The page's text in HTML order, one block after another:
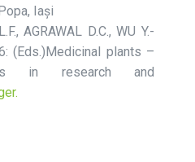
Iași
AGRAWAL D.C., WU Y.-
(Eds.)Medicinal plants –
in research and